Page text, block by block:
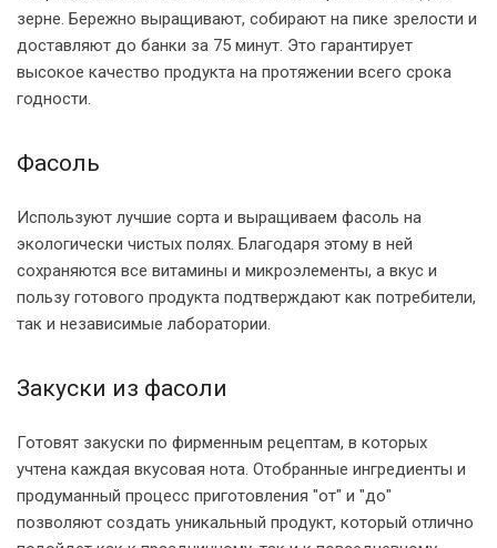
зерне. Бережно выращивают, собирают на пике зрелости и
доставляют до банки за 75 минут. Это гарантирует
высокое качество продукта на протяжении всего срока
годности.
Фасоль
Используют лучшие сорта и выращиваем фасоль на
экологически чистых полях. Благодаря этому в ней
сохраняются все витамины и микроэлементы, а вкус и
пользу готового продукта подтверждают как потребители,
так и независимые лаборатории.
Закуски из фасоли
Готовят закуски по фирменным рецептам, в которых
учтена каждая вкусовая нота. Отобранные ингредиенты и
продуманный процесс приготовления "от" и "до"
позволяют создать уникальный продукт, который отлично